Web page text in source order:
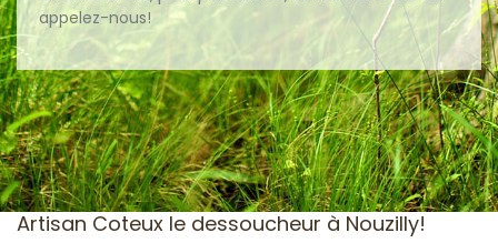
appelez-nous!
Artisan Coteux le dessoucheur à Nouzilly!